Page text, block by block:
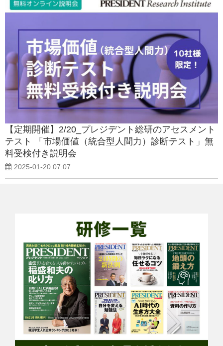
【定期開催】2/20_プレジデント総研のアセスメント
テスト 「市場価値（統合型人間力）診断テスト」無
料受検付き説明会
2025-01-20 07:07